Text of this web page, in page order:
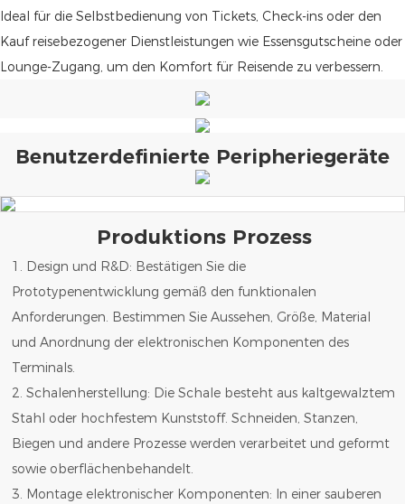
Ideal für die Selbstbedienung von Tickets, Check-ins oder den
Kauf reisebezogener Dienstleistungen wie Essensgutscheine oder
Lounge-Zugang, um den Komfort für Reisende zu verbessern.
Benutzerdefinierte Peripheriegeräte
Produktions Prozess
1. Design und R&D: Bestätigen Sie die
Prototypenentwicklung gemäß den funktionalen
Anforderungen. Bestimmen Sie Aussehen, Größe, Material
und Anordnung der elektronischen Komponenten des
Terminals.
2. Schalenherstellung: Die Schale besteht aus kaltgewalztem
Stahl oder hochfestem Kunststoff. Schneiden, Stanzen,
Biegen und andere Prozesse werden verarbeitet und geformt
sowie oberflächenbehandelt.
3. Montage elektronischer Komponenten: In einer sauberen